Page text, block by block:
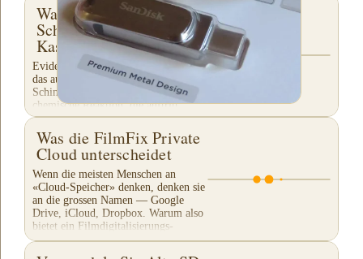
Was Tun Bei
Schimmelartigen VHS-
Kassetten?
Evident kristallartiges weisses Pulver,
das auf den ersten Blick wie
Schimmel aussieht, ist tatsächlich eine
chemische Reaktion, die auftritt,
während das VHS-Band langsam
zerfällt. Ein...
Was die FilmFix Private
Cloud unterscheidet
Wenn die meisten Menschen an
«Cloud-Speicher» denken, denken sie
an die grossen Namen — Google
Drive, iCloud, Dropbox. Warum also
bietet ein Filmdigitalisierungs-
Unternehmen seinen eigenen...